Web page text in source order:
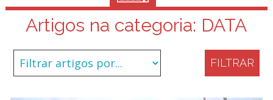
Artigos na categoria: DATA
FILTRAR